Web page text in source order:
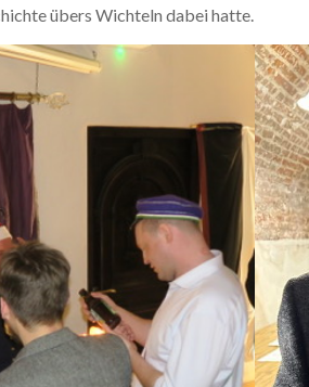
übers Wichteln dabei hatte.